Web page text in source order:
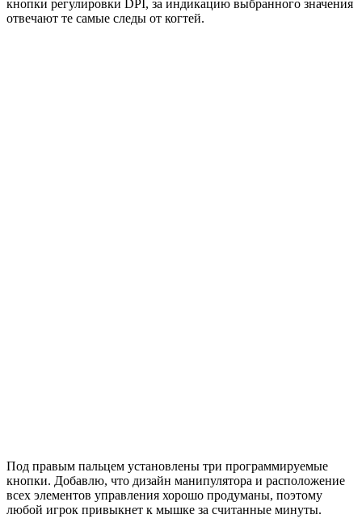
кнопки регулировки DPI, за индикацию выбранного значения
отвечают те самые следы от когтей.
Под правым пальцем установлены три программируемые
кнопки. Добавлю, что дизайн манипулятора и расположение
всех элементов управления хорошо продуманы, поэтому
любой игрок привыкнет к мышке за считанные минуты.